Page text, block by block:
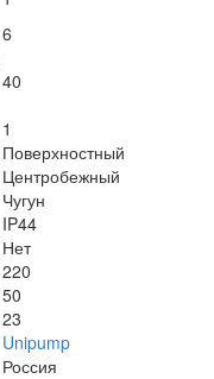
6
40
1
Поверхностный
Центробежный
Чугун
IP44
Нет
220
50
23
Unipump
Россия